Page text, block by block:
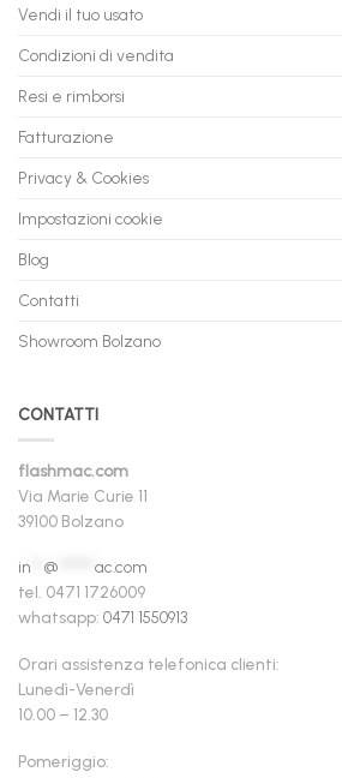
Vendi il tuo usato
Condizioni di vendita
Resi e rimborsi
Fatturazione
Privacy & Cookies
Impostazioni cookie
Blog
Contatti
Showroom Bolzano
CONTATTI
flashmac.com
Via Marie Curie 11
39100 Bolzano
in @
ac.com
tel. 0471 1726009
whatsapp: 0471 1550913
Orari assistenza telefonica clienti:
Lunedì-Venerdì
10.00 – 12.30
Pomeriggio: